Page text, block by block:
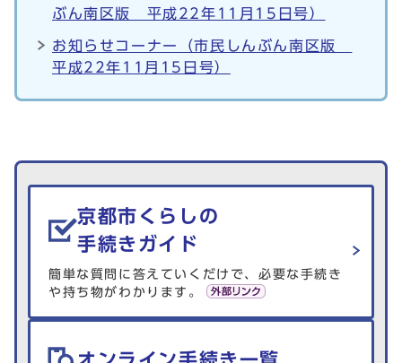
ぶん南区版 平成22年11月15日号）
お知らせコーナー（市民しんぶん南区版
平成22年11月15日号）
生活情報を探す
京都市くらしの
手続きガイド
簡単な質問に答えていくだけで、必要な手続き
や持ち物がわかります。
オンライン手続き一覧